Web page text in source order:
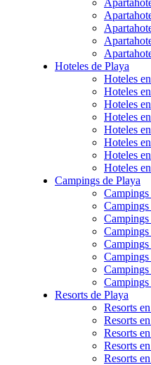
Hoteles de Playa
Hoteles
Hoteles
Hoteles
Hoteles
Hoteles
Hoteles
Hoteles
Hoteles
Campings de Playa
Campings
Campings
Resorts de Playa
Resorts
Resorts
Resorts
Resorts
Resorts